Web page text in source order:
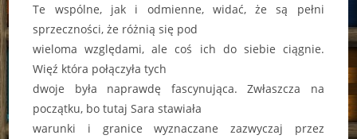
Te wspólne, jak i odmienne, widać, że są pełni
sprzeczności, że różnią się pod
wieloma względami, ale coś ich do siebie ciągnie.
Więź która połączyła tych
dwoje była naprawdę fascynująca. Zwłaszcza na
początku, bo tutaj Sara stawiała
warunki i granice wyznaczane zazwyczaj przez